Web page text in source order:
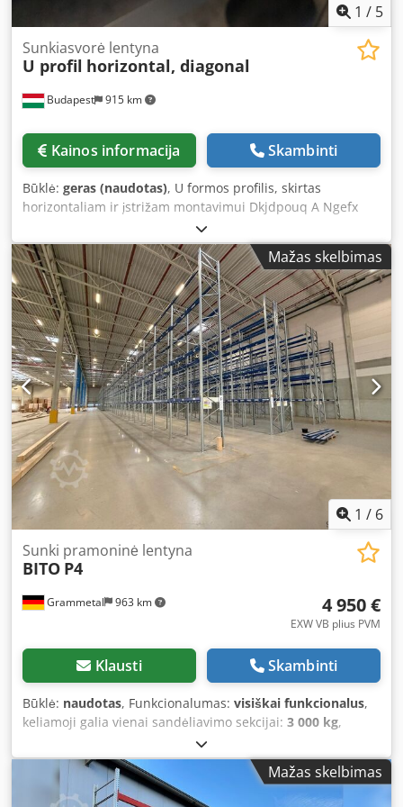
1 / 5
Budapest 915 km
Sunkiasvorė lentyna
U profil horizontal, diagonal
Kainos informacija Skambinti
Būklė: geras (naudotas), U formos profilis, skirtas
horizontaliam ir įstrižam montavimui Dkjdpouq A Ngefx
Amnjr 📏 Ilgis: maks. 3 metrai (galima atlikti pagal
užsakymą) 🔩 Medžiagos storis: 1,8 mm 📐 Plotis: 50 mm ir
70 mm 🏭 Suderinamas su: „Nedcon“, „Polypal“, „Stow“ ir
„MPB“ lentynų sistemomis Jei jums reikia kitų konfigūracijų
ar variantų lentynų ar priedų, susisiekite su mumis.
Pristatymas: Norėdami sužinoti siuntimo išlaidas,
nurodykite savo pašto kodą ir miestą bei pageidaujamą
prekių kiekį.
Mažas skelbimas
1 / 6
Grammetal 963 km
Sunki pramoninė lentyna
BITO P4
4 950 €
EXW VB plius PVM
Klausti Skambinti
Būklė: naudotas, Funkcionalumas: visiškai funkcionalus,
keliamoji galia vienai sandėliavimo sekcijai: 3 000 kg,
, atrama ilgis:
lentyna ilgis:28 320 mm, keliamoji galia:3 000 kg, bendras
12 000 kg, rėmo aukštis: 7 500 mm, Parduodama
aukštos kokybės BITO lentynų sistema – patikrinta, pilna ir
Mažas skelbimas